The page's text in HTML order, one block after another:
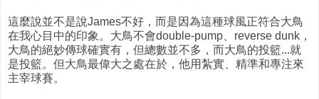
這麼說並不是說James不好，而是因為這種球風正符合大鳥
在我心目中的印象。大鳥不會double-pump、reverse dunk，
大鳥的絕妙傳球確實有，但總數並不多，而大鳥的投籃...就
是投籃。但大鳥最偉大之處在於，他用紮實、精準和專注來
主宰球賽。